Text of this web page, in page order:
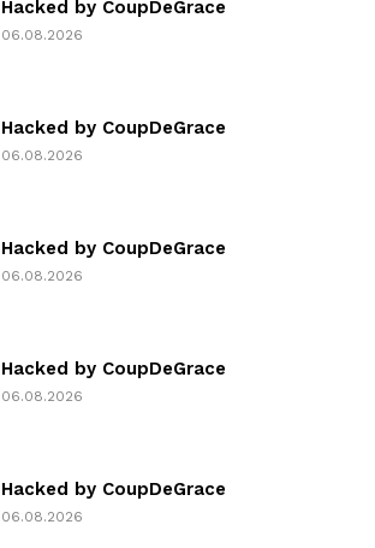
Hacked by CoupDeGrace
06.08.2026
Hacked by CoupDeGrace
06.08.2026
Hacked by CoupDeGrace
06.08.2026
Hacked by CoupDeGrace
06.08.2026
Hacked by CoupDeGrace
06.08.2026